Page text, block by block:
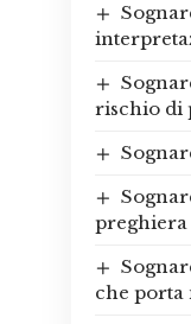
rischio di
preghiera
che porta